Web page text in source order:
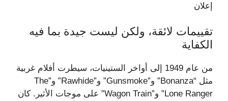
إعلان
تقييمات لائقة، ولكن ليست جيدة بما فيه
الكفاية
من عام 1949 إلى أواخر الستينيات، سيطرت أفلام غربية
مثل “Bonanza” و”Gunsmoke” و”Rawhide” و”The
Lone Ranger” و”Wagon Train” على موجات الأثير. كان